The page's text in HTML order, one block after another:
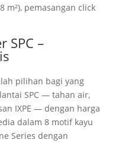
m²), pemasangan click
SPC –
pilihan bagi yang
SPC — tahan air,
IXPE — dengan harga
dalam 8 motif kayu
Series dengan